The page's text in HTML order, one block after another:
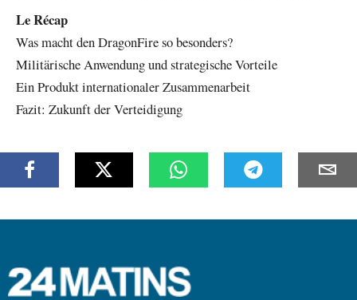
Le Récap
Was macht den DragonFire so besonders?
Militärische Anwendung und strategische Vorteile
Ein Produkt internationaler Zusammenarbeit
Fazit: Zukunft der Verteidigung